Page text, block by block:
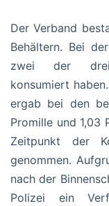
Der Verband
Behältern. Bei
zwei der drei
konsumiert
ergab bei den
Promille und 1,03
Zeitpunkt der
genommen.
nach der
Polizei ein